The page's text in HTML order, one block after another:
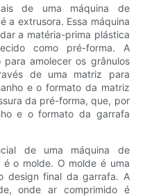
de uma máquina de
a extrusora. Essa máquina
a matéria-prima plástica
como pré-forma. A
amolecer os grânulos
de uma matriz para
e o formato da matriz
da pré-forma, que, por
e o formato da garrafa
de uma máquina de
o molde. O molde é uma
design final da garrafa. A
onde ar comprimido é